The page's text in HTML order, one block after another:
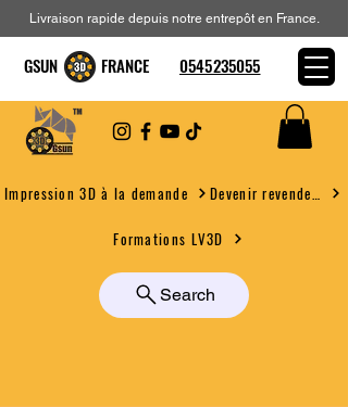
Impression 3D à la demande
Formations LV3D
Search
Livraison rapide depuis notre entrepôt en France.
GSUN FRANCE 0545235055